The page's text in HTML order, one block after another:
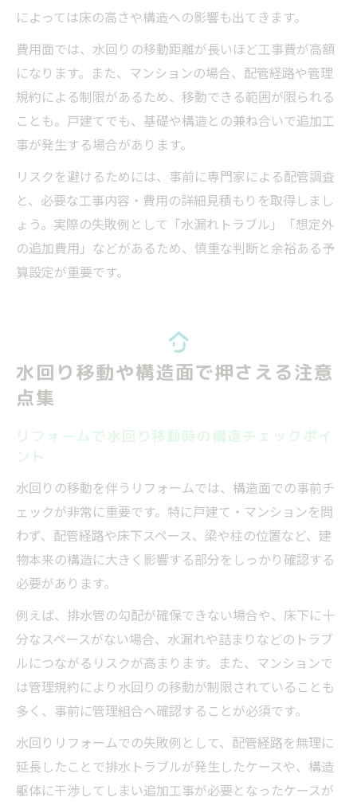
によっては床の高さや構造への影響も出てきます。
費用面では、水回りの移動距離が長いほど工事費が高額
になります。また、マンションの場合、配管経路や管理
規約による制限があるため、移動できる範囲が限られる
ことも。戸建てでも、基礎や構造との兼ね合いで追加工
事が発生する場合があります。
リスクを避けるためには、事前に専門家による配管調査
と、必要な工事内容・費用の詳細見積もりを取得しまし
ょう。実際の失敗例として「水漏れトラブル」「想定外
の追加費用」などがあるため、慎重な判断と余裕ある予
算設定が重要です。
水回り移動や構造面で押さえる注意
点集
リフォームで水回り移動時の構造チェックポイ
ント
水回りの移動を伴うリフォームでは、構造面での事前チ
ェックが非常に重要です。特に戸建て・マンションを問
わず、配管経路や床下スペース、梁や柱の位置など、建
物本来の構造に大きく影響する部分をしっかり確認する
必要があります。
例えば、排水管の勾配が確保できない場合や、床下に十
分なスペースがない場合、水漏れや詰まりなどのトラブ
ルにつながるリスクが高まります。また、マンションで
は管理規約により水回りの移動が制限されていることも
多く、事前に管理組合へ確認することが必須です。
水回りリフォームでの失敗例として、配管経路を無理に
延長したことで排水トラブルが発生したケースや、構造
躯体に干渉してしまい追加工事が必要となったケースが